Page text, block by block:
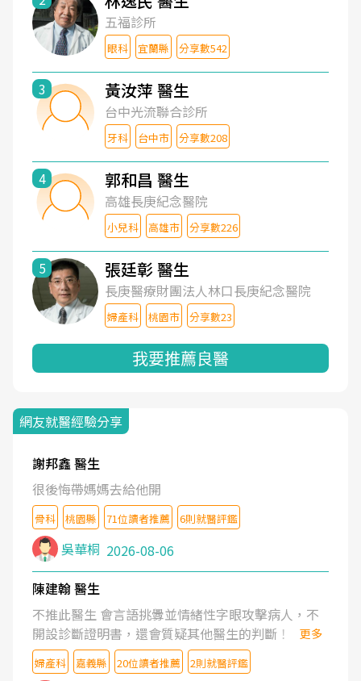
五福診所
眼科 宜蘭縣 分享數542
3 黃汝萍 醫生
台中光流聯合診所
牙科 台中市 分享數208
4 郭和昌 醫生
高雄長庚紀念醫院
小兒科 高雄市 分享數226
5 張廷彰 醫生
長庚醫療財團法人林口長庚紀念醫院
婦產科 桃園市 分享數23
我要推薦良醫
網友就醫經驗分享
謝邦鑫 醫生
很後悔帶媽媽去給他開
骨科 桃園縣 71位讀者推薦 6則就醫評鑑
吳華桐 2026-08-06
陳建翰 醫生
不推此醫生 會言語挑釁並情緒性字眼攻擊病人，不
開設診斷證明書，還會質疑其他醫生的判斷！
更多
婦產科 嘉義縣 20位讀者推薦 2則就醫評鑑